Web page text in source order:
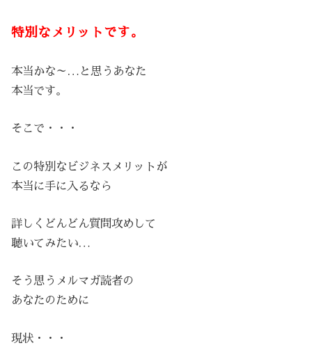
特別なメリットです。
本当かな～…と思うあなた
本当です。
そこで・・・
この特別なビジネスメリットが
本当に手に入るなら
詳しくどんどん質問攻めして
聴いてみたい…
そう思うメルマガ読者の
あなたのために
現状・・・